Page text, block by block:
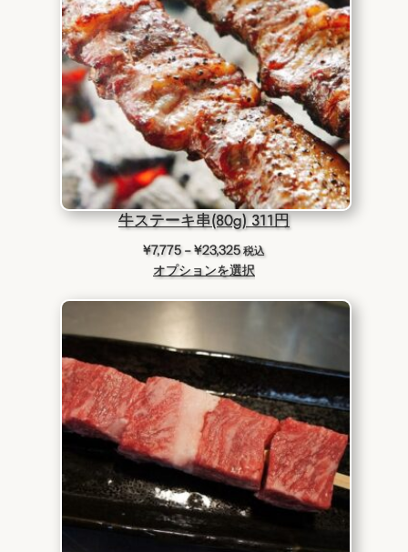
2
0
0
–
¥
2
1
,
6
0
0
牛ステーキ串(80g) 311円
¥7,775 –¥23,325価
格
7
7
5
–
¥
2
3
税込
オプションを選択